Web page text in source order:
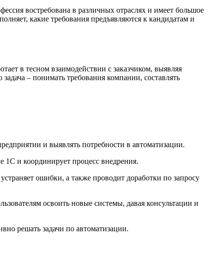
востребована в различных отраслях и имеет большое
какие требования предъявляются к кандидатам и
в тесном взаимодействии с заказчиком, выявляя
– понимать требования компании, составлять
и выявлять потребности в автоматизации.
1С и координирует процесс внедрения.
ошибки, а также проводит доработки по запросу
освоить новые системы, давая консультации и
решать задачи по автоматизации.